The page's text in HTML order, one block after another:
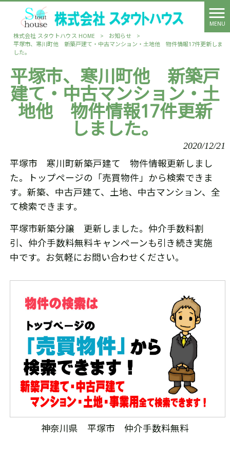
MENU
株式会社 スタウトハウス HOME
> お知らせ
>
平塚市、寒川町他 新築戸建て・中古マンション・土地他 物件情報17件更新しま
した。
平塚市、寒川町他 新築戸
建て・中古マンション・土
地他 物件情報17件更新
しました。
2020/12/21
平塚市 寒川町新築戸建て 物件情報更新しまし
た。トップページの「売買物件」から検索できま
す。新築、中古戸建て、土地、中古マンション、全
て検索できます。
平塚市新築分譲 更新しました。仲介手数料割
引、仲介手数料無料キャンペーンも引き続き実施
中です。お気軽にお問い合わせください。
神奈川県 平塚市 仲介手数料無料